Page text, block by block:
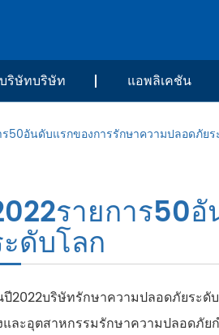
บริษัทบริษัท แอพลิเคชัน
ร50อันดับแรกของการรักษาความปลอดภัย
รายการ50
ดับโลก
ปี2022บริษัทรักษาความปลอดภัยระดั
และอุตสาหกรรมรักษาความปลอดภั